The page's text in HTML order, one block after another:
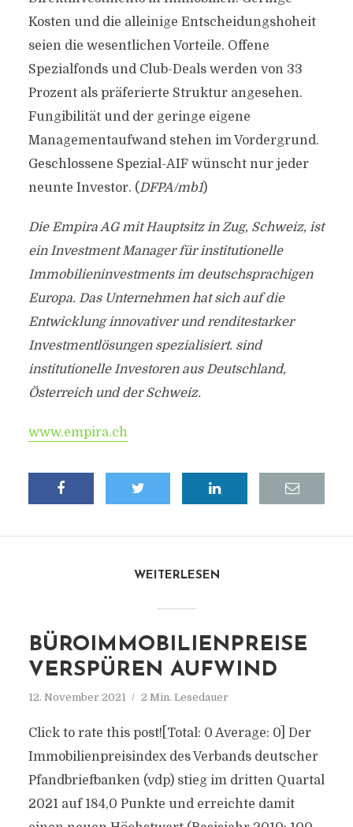
Kosten und die alleinige Entscheidungshoheit
seien die wesentlichen Vorteile. Offene
Spezialfonds und Club-Deals werden von 33
Prozent als präferierte Struktur angesehen.
Fungibilität und der geringe eigene
Managementaufwand stehen im Vordergrund.
Geschlossene Spezial-AIF wünscht nur jeder
neunte Investor. (DFPA/mb1)
Die Empira AG mit Hauptsitz in Zug, Schweiz, ist
ein Investment Manager für institutionelle
Immobilieninvestments im deutschsprachigen
Europa. Das Unternehmen hat sich auf die
Entwicklung innovativer und renditestarker
Investmentlösungen spezialisiert. sind
institutionelle Investoren aus Deutschland,
Österreich und der Schweiz.
www.empira.ch
WEITERLESEN
BÜROIMMOBILIENPREISE
VERSPÜREN AUFWIND
12. November 2021 2 Min. Lesedauer
Click to rate this post![Total: 0 Average: 0] Der
Immobilienpreisindex des Verbands deutscher
Pfandbriefbanken (vdp) stieg im dritten Quartal
2021 auf 184,0 Punkte und erreichte damit